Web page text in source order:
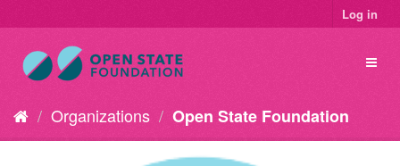
Log in
Organizations Open State Foundation